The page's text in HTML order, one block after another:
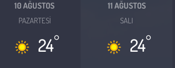
10 AĞUSTOS
PAZARTESI
24°
11 AĞUSTOS
SALI
24°